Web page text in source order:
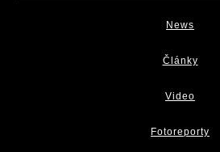
News
Články
Video
Fotoreporty